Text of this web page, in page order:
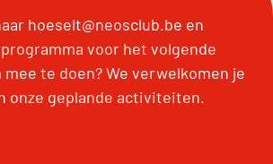
hoeselt@neosclub.be en
voor het volgende
te doen? We verwelkomen je
onze geplande activiteiten.